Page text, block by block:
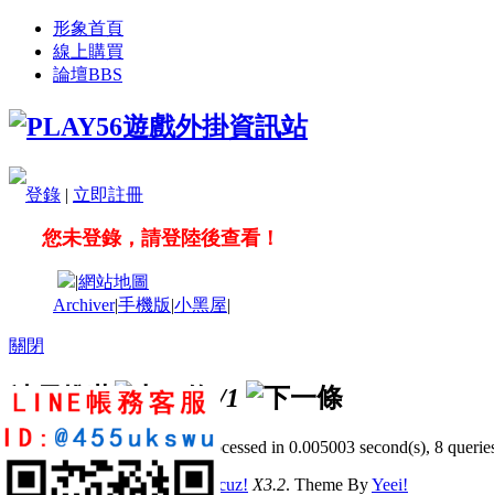
形象首頁
線上購買
論壇BBS
登錄 | 立即註冊
您未登錄，請登陸後查看！
|網站地圖
Archiver|手機版|小黑屋|
關閉
站長推薦 /1
GMT+8, 2026-8-9 19:55, Processed in 0.005003 second(s), 8
© 2001-2011 Powered byDiscuz! X3.2. Theme ByYeei!